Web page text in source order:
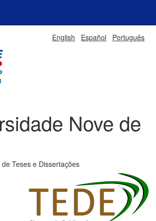
English Español Português
Nove de
Teses e Dissertações